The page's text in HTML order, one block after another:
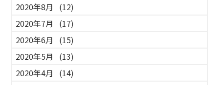
2020年8月
(12)
2020年7月
(17)
2020年6月
(15)
2020年5月
(13)
2020年4月
(14)